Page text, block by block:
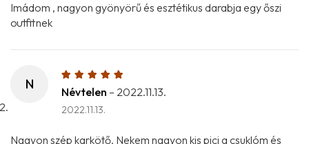
Imádom , nagyon gyönyörű és esztétikus darabja egy őszi
outfitnek
N
Névtelen – 2022.11.13.
2022.11.13.
Nagyon szép karkötő. Nekem nagyon kis pici a csuklóm és